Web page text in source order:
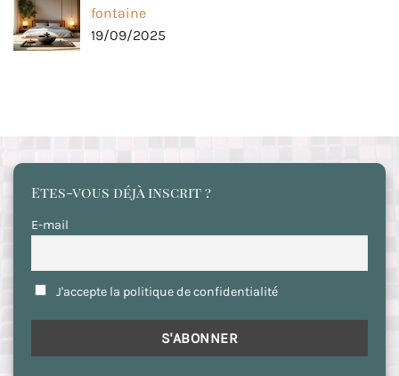
fontaine
19/09/2025
Etes-vous déjà inscrit ?
E-mail
J'accepte la politique de confidentialité